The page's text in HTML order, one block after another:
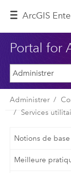
ArcGIS
Portal for
Administrer
Services
Notions de
Meilleure